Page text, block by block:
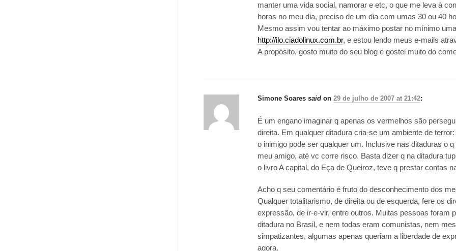
manter uma vida social, namorar e etc, o que me leva à
horas no meu dia, preciso de um dia com umas 30 ou 40
Mesmo assim vou tentar ao máximo postar no mínimo
http://ilo.ciadolinux.com.br, e estou lendo meus e-mails
A propósito, gosto muito do seu blog e gostei muito do
Simone Soares said on29 de julho de 2007 at 21:42:
É um engano imaginar q apenas os vermelhos são
direita. Em qualquer ditadura cria-se um ambiente de
o inimigo pode ser qualquer um. Inclusive nas ditaduras o
meu amigo, até vc corre risco. Basta dizer q na ditadura
o livro A capital, do Eça de Queiroz, teve q prestar contas
Acho q seu comentário é fruto do desconhecimento dos
Qualquer totalitarismo, de direita ou de esquerda, fere os
expressão, de ir-e-vir, entre outros. Muitas pessoas foram
ditadura no Brasil, e nem todas eram comunistas, nem
simpatizantes, algumas apenas queriam a liberdade de
agora.